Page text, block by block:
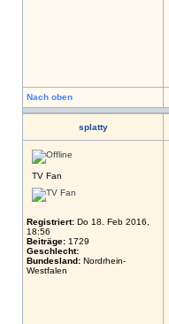
Nach oben
splatty
TV Fan
Registriert: Do 18. Feb 2016,
18:56
Beiträge: 1729
Geschlecht:
Bundesland: Nordrhein-
Westfalen